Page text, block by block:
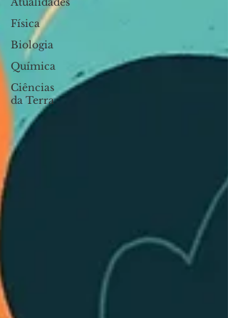
Física
Biologia
Química
Ciências
da Terra